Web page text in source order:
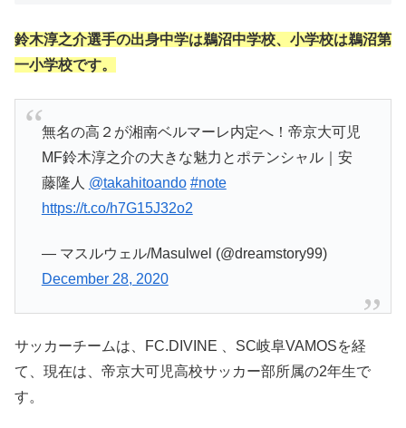
鈴木淳之介選手の出身中学は鵜沼中学校、小学校は鵜沼第
一小学校です。
無名の高２が湘南ベルマーレ内定へ！帝京大可児
MF鈴木淳之介の大きな魅力とポテンシャル｜安
藤隆人 @takahitoando #note
https://t.co/h7G15J32o2
— マスルウェル/Masulwel (@dreamstory99)
December 28, 2020
サッカーチームは、FC.DIVINE 、SC岐阜VAMOSを経
て、現在は、帝京大可児高校サッカー部所属の2年生で
す。